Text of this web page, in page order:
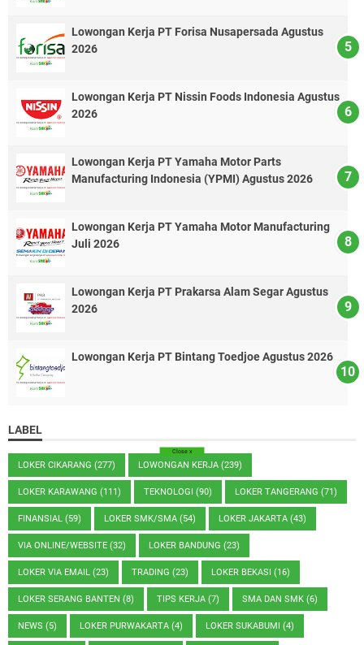
Lowongan Kerja PT Forisa Nusapersada Agustus
2026
Lowongan Kerja PT Nissin Foods Indonesia Agustus
2026
Lowongan Kerja PT Yamaha Motor Parts
Manufacturing Indonesia (YPMI) Agustus 2026
Lowongan Kerja PT Yamaha Motor Manufacturing
Juli 2026
Lowongan Kerja PT Prakarsa Alam Segar Agustus
2026
Lowongan Kerja PT Bintang Toedjoe Agustus 2026
LABEL
LOKER CIKARANG (277) LOWONGAN KERJA (239)
LOKER KARAWANG (111) TEKNOLOGI (90) LOKER TANGERANG (71)
FINANSIAL (59) LOKER SMK/SMA (54) LOKER JAKARTA (43)
VIA ONLINE/WEBSITE (32) LOKER BANDUNG (23)
LOKER VIA EMAIL (23) TRADING (23) LOKER BEKASI (16)
LOKER SERANG BANTEN (8) TIPS KERJA (7) SMA DAN SMK (6)
NEWS (5) LOKER PURWAKARTA (4) LOKER SUKABUMI (4)
Close x